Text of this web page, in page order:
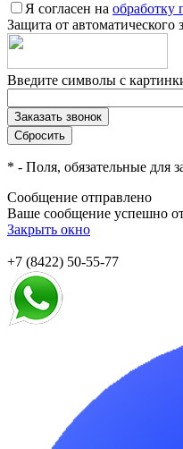
Я согласен на обработку
Защита от автоматического
Введите символы с
* - Поля, обязательные для
Сообщение отправлено
Ваше сообщение успешно
Закрыть окно
+7 (8422) 50-55-77